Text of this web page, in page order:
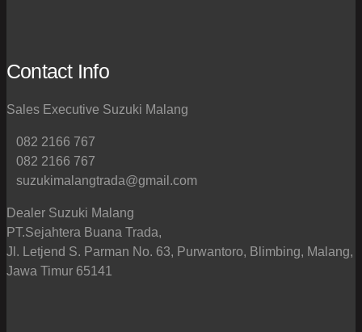
Contact Info
Sales Executive Suzuki Malang
082 2166 767
082 2166 767
suzukimalangtrada@gmail.com
Dealer Suzuki Malang
PT.Sejahtera Buana Trada,
Jl. Letjend S. Parman No. 63, Purwantoro, Blimbing, Malang,
Jawa Timur 65141